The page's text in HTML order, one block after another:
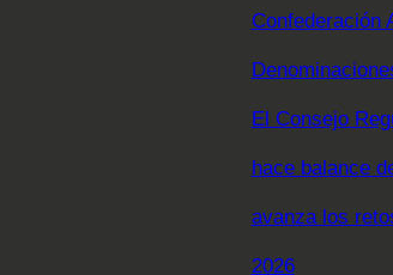
Confederación
El Consejo
hace balance
avanza los
2026